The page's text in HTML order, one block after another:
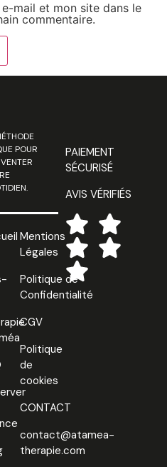
mail et mon site dans le
commentaire.
POUR
Mentions
Légales
Politique de
Confidentialité
CGV
Politique
de
cookies
CONTACT
contact@atamea-
therapie.com
PAIEMENT
SÉCURISÉ
AVIS VÉRIFIÉS